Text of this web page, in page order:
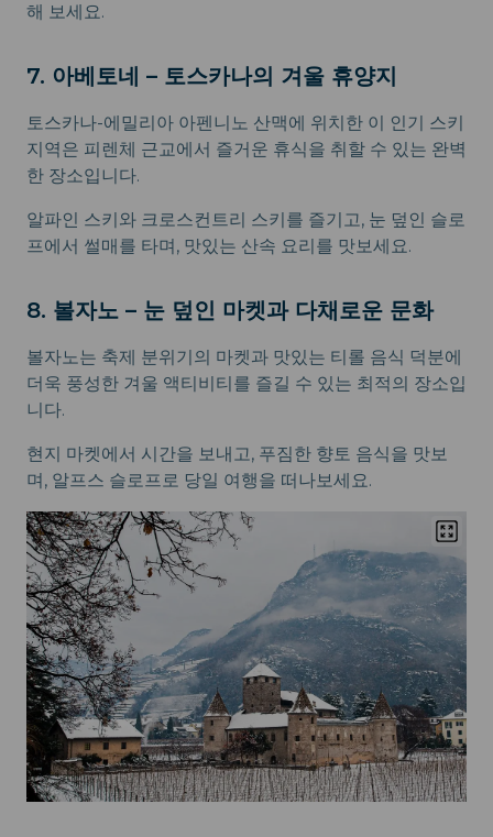
해 보세요.
7. 아베토네 – 토스카나의 겨울 휴양지
토스카나-에밀리아 아펜니노 산맥에 위치한 이 인기 스키
지역은 피렌체 근교에서 즐거운 휴식을 취할 수 있는 완벽
한 장소입니다.
알파인 스키와 크로스컨트리 스키를 즐기고, 눈 덮인 슬로
프에서 썰매를 타며, 맛있는 산속 요리를 맛보세요.
8. 볼자노 – 눈 덮인 마켓과 다채로운 문화
볼자노는 축제 분위기의 마켓과 맛있는 티롤 음식 덕분에
더욱 풍성한 겨울 액티비티를 즐길 수 있는 최적의 장소입
니다.
현지 마켓에서 시간을 보내고, 푸짐한 향토 음식을 맛보
며, 알프스 슬로프로 당일 여행을 떠나보세요.